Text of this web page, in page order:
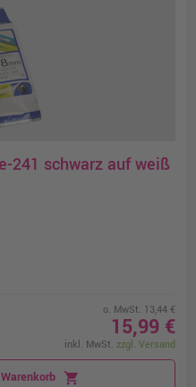
241 schwarz auf weiß
o. MwSt. 13,44 €
15,99 €
inkl. MwSt. zzgl. Versand
shopping_cart